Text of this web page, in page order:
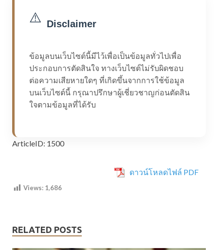
⚠️ Disclaimer
ข้อมูลบนเว็บไซต์นี้มีไว้เพื่อเป็นข้อมูลทั่วไปเพื่อ
ประกอบการตัดสินใจ ทางเว็บไซต์ไม่รับผิดชอบ
ต่อความเสียหายใดๆ ที่เกิดขึ้นจากการใช้ข้อมูล
บนเว็บไซต์นี้ กรุณาปรึกษาผู้เชี่ยวชาญก่อนตัดสิน
ใจตามข้อมูลที่ได้รับ
ArticleID: 1500
ดาวน์โหลดไฟล์ PDF
Views: 1,686
RELATED POSTS